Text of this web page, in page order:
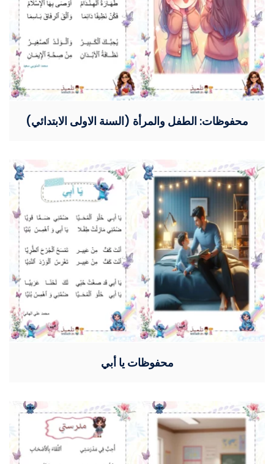
محفوظات: الطفل والمرأة (السنة الاولى الابتدائي)
محفوظات يا أبي